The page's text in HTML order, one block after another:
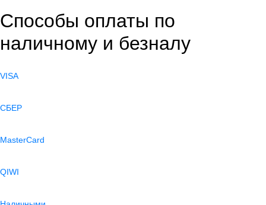
Способы оплаты по
наличному и безналу
VISA
СБЕР
MasterCard
QIWI